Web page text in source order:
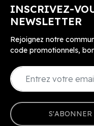
INSCRIVEZ-
NEWSLETTER
Rejoignez notre
code promotionnels,
S'ABONNER